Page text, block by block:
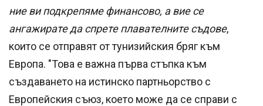
ние ви подкрепяме финансово, а вие се
ангажирате да спрете плавателните съдове,
които се отправят от тунизийския бряг към
Европа. "Това е важна първа стъпка към
създаването на истинско партньорство с
Европейския съюз, което може да се справи с